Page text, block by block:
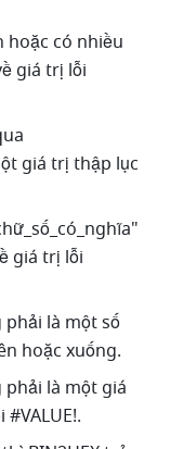
hoặc có nhiều
giá trị lỗi
giá trị thập lục
giá trị lỗi
phải là một số
hoặc xuống.
phải là một giá